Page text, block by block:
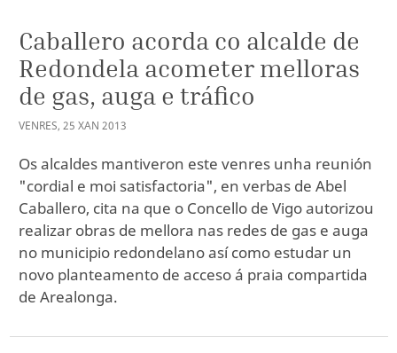
Caballero acorda co alcalde de
Redondela acometer melloras
de gas, auga e tráfico
VENRES, 25 XAN 2013
Os alcaldes mantiveron este venres unha reunión
"cordial e moi satisfactoria", en verbas de Abel
Caballero, cita na que o Concello de Vigo autorizou
realizar obras de mellora nas redes de gas e auga
no municipio redondelano así como estudar un
novo planteamento de acceso á praia compartida
de Arealonga.